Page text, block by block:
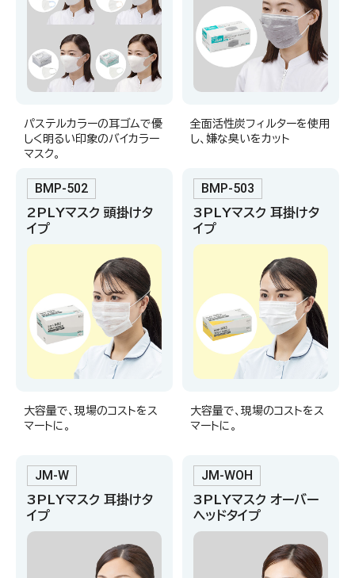
パステルカラーの耳ゴムで優
しく明るい印象のバイカラー
マスク。
全面活性炭フィルターを使用
し、嫌な臭いをカット
BMP-502
2PLYマスク 頭掛けタ
イプ
大容量で、現場のコストをス
マートに。
BMP-503
3PLYマスク 耳掛けタ
イプ
大容量で、現場のコストをス
マートに。
JM-W
3PLYマスク 耳掛けタ
イプ
JM-WOH
3PLYマスク オーバー
ヘッドタイプ